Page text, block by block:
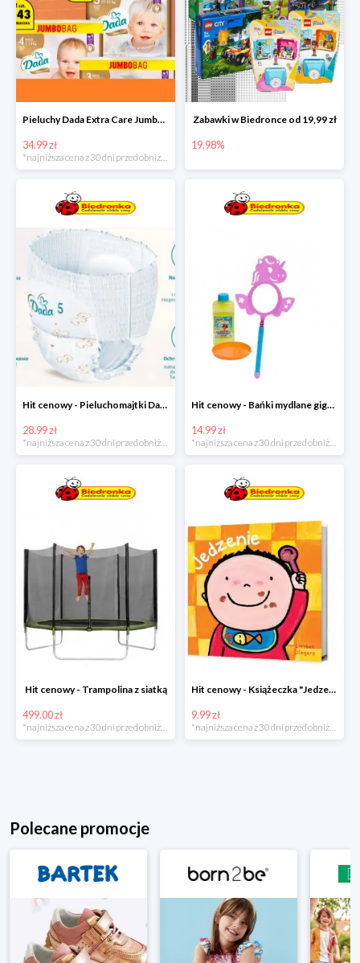
Pieluchy Dada Extra Care Jumbo Bag w super cenie
34.99 zł
*najniższa cena z 30 dni przed obniżką
Zabawki w Biedronce od 19,99 zł
19.98%
Hit cenowy - Pieluchomajtki Dada Pants
28.99 zł
Hit cenowy - Bańki mydlane gigant lub płyn uzupełniający
14.99 zł
Hit cenowy - Trampolina z siatką
499.00 zł
Hit cenowy - Książeczka "Jedzenie"
9.99 zł
Polecane promocje